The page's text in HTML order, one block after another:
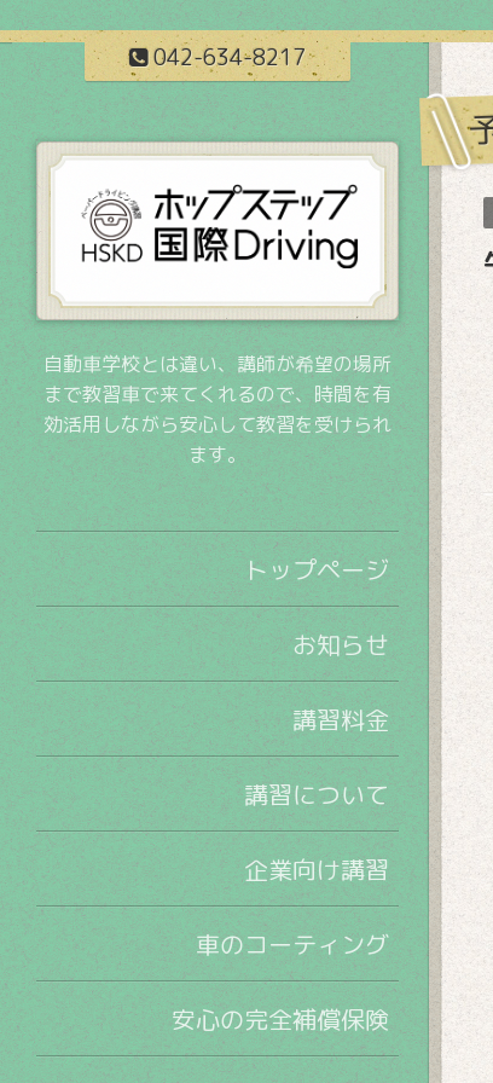
042-634-8217
自動車学校とは違い、講師が希望の場所
まで教習車で来てくれるので、時間を有
効活用しながら安心して教習を受けられ
ます。
トップページ
お知らせ
講習料金
講習について
企業向け講習
車のコーティング
安心の完全補償保険